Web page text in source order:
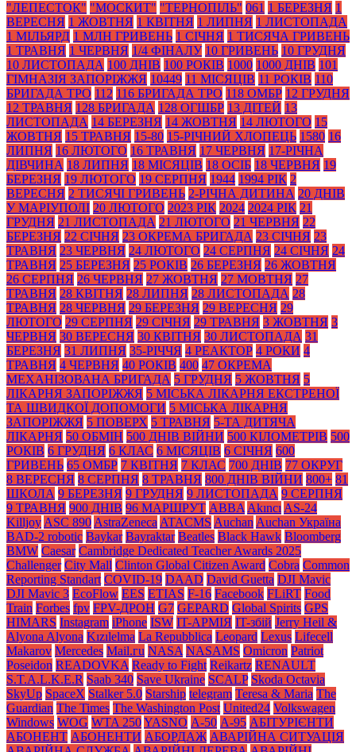
"ЛЕПЕСТОК" "МОСКИТ" "ТЕРНОПІЛЬ" 061 1 БЕРЕЗНЯ 1
ВЕРЕСНЯ 1 ЖОВТНЯ 1 КВІТНЯ 1 ЛИПНЯ 1 ЛИСТОПАДА
1 МІЛЬЯРД 1 МЛН ГРИВЕНЬ 1 СІЧНЯ 1 ТИСЯЧА ГРИВЕНЬ
1 ТРАВНЯ 1 ЧЕРВНЯ 1/4 ФІНАЛУ 10 ГРИВЕНЬ 10 ГРУДНЯ
10 ЛИСТОПАДА 100 ДНІВ 100 РОКІВ 1000 1000 ДНІВ 101
ГІМНАЗІЯ ЗАПОРІЖЖЯ 10449 11 МІСЯЦІВ 11 РОКІВ 110
БРИГАДА ТРО 112 116 БРИГАДА ТРО 118 ОМБР 12 ГРУДНЯ
12 ТРАВНЯ 128 БРИГАДА 128 ОГШБР 13 ДІТЕЙ 13
ЛИСТОПАДА 14 БЕРЕЗНЯ 14 ЖОВТНЯ 14 ЛЮТОГО 15
ЖОВТНЯ 15 ТРАВНЯ 15-80 15-РІЧНИЙ ХЛОПЕЦЬ 1580 16
ЛИПНЯ 16 ЛЮТОГО 16 ТРАВНЯ 17 ЧЕРВНЯ 17-РІЧНА
ДІВЧИНА 18 ЛИПНЯ 18 МІСЯЦІВ 18 ОСІБ 18 ЧЕРВНЯ 19
БЕРЕЗНЯ 19 ЛЮТОГО 19 СЕРПНЯ 1944 1994 РІК 2
ВЕРЕСНЯ 2 ТИСЯЧІ ГРИВЕНЬ 2-РІЧНА ДИТИНА 20 ДНІВ
У МАРІУПОЛІ 20 ЛЮТОГО 2023 РІК 2024 2024 РІК 21
ГРУДНЯ 21 ЛИСТОПАДА 21 ЛЮТОГО 21 ЧЕРВНЯ 22
БЕРЕЗНЯ 22 СІЧНЯ 23 ОКРЕМА БРИГАДА 23 СІЧНЯ 23
ТРАВНЯ 23 ЧЕРВНЯ 24 ЛЮТОГО 24 СЕРПНЯ 24 СІЧНЯ 24
ТРАВНЯ 25 БЕРЕЗНЯ 25 РОКІВ 26 БЕРЕЗНЯ 26 ЖОВТНЯ
26 СЕРПНЯ 26 ЧЕРВНЯ 27 ЖОВТНЯ 27 МОВТНЯ 27
ТРАВНЯ 28 КВІТНЯ 28 ЛИПНЯ 28 ЛИСТОПАДА 28
ТРАВНЯ 28 ЧЕРВНЯ 29 БЕРЕЗНЯ 29 ВЕРЕСНЯ 29
ЛЮТОГО 29 СЕРПНЯ 29 СІЧНЯ 29 ТРАВНЯ 3 ЖОВТНЯ 3
ЧЕРВНЯ 30 ВЕРЕСНЯ 30 КВІТНЯ 30 ЛИСТОПАДА 31
БЕРЕЗНЯ 31 ЛИПНЯ 35-РІЧЧЯ 4 РЕАКТОР 4 РОКИ 4
ТРАВНЯ 4 ЧЕРВНЯ 40 РОКІВ 400 47 ОКРЕМА
МЕХАНІЗОВАНА БРИГАДА 5 ГРУДНЯ 5 ЖОВТНЯ 5
ЛІКАРНЯ ЗАПОРІЖЖЯ 5 МІСЬКА ЛІКАРНЯ ЕКСТРЕНОЇ
ТА ШВИДКОЇ ДОПОМОГИ 5 МІСЬКА ЛІКАРНЯ
ЗАПОРІЖЖЯ 5 ПОВЕРХ 5 ТРАВНЯ 5-ТА ДИТЯЧА
ЛІКАРНЯ 50 ОБМІН 500 ДНІВ ВІЙНИ 500 КІЛОМЕТРІВ 500
РОКІВ 6 ГРУДНЯ 6 КЛАС 6 МІСЯЦІВ 6 СІЧНЯ 600
ГРИВЕНЬ 65 ОМБР 7 КВІТНЯ 7 КЛАС 700 ДНІВ 77 ОКРУГ
8 ВЕРЕСНЯ 8 СЕРПНЯ 8 ТРАВНЯ 800 ДНІВ ВІЙНИ 800+ 81
ШКОЛА 9 БЕРЕЗНЯ 9 ГРУДНЯ 9 ЛИСТОПАДА 9 СЕРПНЯ
9 ТРАВНЯ 900 ДНІВ 96 МАРШРУТ ABBAAkıncıAS-24
KilljoyASC 890AstraZenecaATACMS AuchanAuchan Україна
BAD-2 robotic Baykar Bayraktar Beatles Black Нawk Bloomberg
BMW Caesar Cambridge Dedicated Teacher Awards 2025
Challenger City Mall Clinton Global Citizen Award Cobra Common
Reporting Standart COVID-19 DAAD David Guetta DJI Mavic
DJI Mavic 3 EcoFlow EES ETIAS F-16 Facebook FLiRT Food
Train Forbes fpv FPV-ДРОН G7 GEPARD Global Spirits GPS
HIMARS Instagram iPhone ISW IT-АРМІЯ IT-збій Jerry Heil &
Alyona Alyona Kızılelma La Repubblica Leopard Lexus Lifecell
Makarov Mercedes Mаil.гu NASA NASAMS Omicron Patriot
Poseidon READOVKA Ready to Fight Reikartz RENAULT
S.T.A.L.K.E.R Saab 340 Save Ukraine SCALP Skoda Octavia
SkyUp SpaceX Stalker 5.0 Starship telegram Teresa & Maria The
Guardian The Times The Washington Post United24 Volkswagen
Windows WOG WTA 250YASNO А-50 А-95 АБІТУРІЄНТИ
АБОНЕНТ АБОНЕНТИ АБОРДАЖ АВАРІЙНА СИТУАЦІЯ